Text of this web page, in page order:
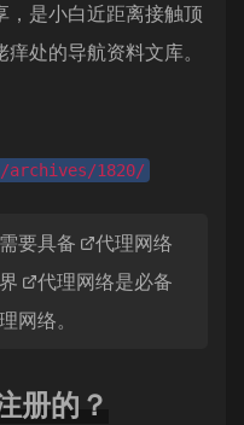
，是小白近距离接触顶
处的导航资料文库。
1820/
要具备
代理网络
代理网络是必备
网络。
册的？